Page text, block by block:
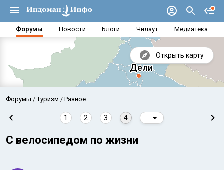
Форумы Новости Блоги Чилаут Медиатека
Открыть карту
Форумы Туризм Разное
1 2 3 4
С велосипедом по жизни